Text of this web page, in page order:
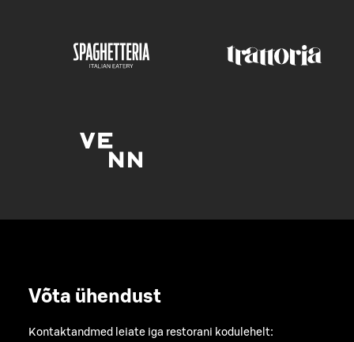
Võta ühendust
Kontaktandmed leiate iga restorani kodulehelt: